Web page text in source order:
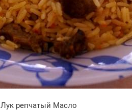
Лук репчатый Масло